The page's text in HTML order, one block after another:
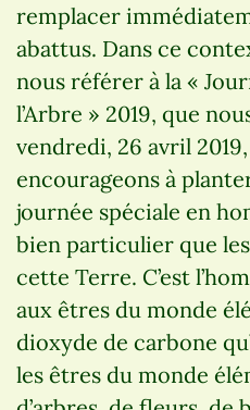
remplacer
abattus. Dans ce
nous référer à la «
l’Arbre » 2019, que
vendredi, 26 avril
encourageons à
journée spéciale en
bien particulier que
cette Terre. C’est
aux êtres du monde
dioxyde de carbone
les êtres du monde